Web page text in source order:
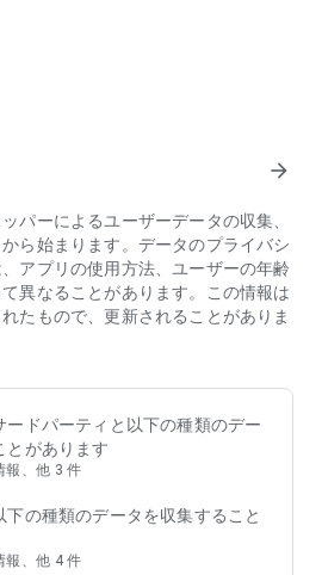
ードデリバリーアプリ menu(メニ
店の料理を宅配してほしい
ューが食べたくなるので出前で頼ん
ドデリバリーで豪華にしたい
で注文したい
デリバリーを使いたい
ずにテイクアウトしたい
のをフードデリバリーで楽しみたい
グルメを家でゆったりと楽しみたい
menu（メニュー）が選ばれる3つ
初回クーポンのほか、店舗限定割
みのチェーン店から人気の行列店ま
上！
使いやすい＆わかりやすい操作画面
arrow_forward
パーによるユーザーデータの収集、
ら始まります。データのプライバシ
アプリの使用方法、ユーザーの年齢
異なることがあります。この情報は
たもので、更新されることがありま
ードパーティと以下の種類のデー
とがあります
報、他 3 件
下の種類のデータを収集すること
報、他 4 件